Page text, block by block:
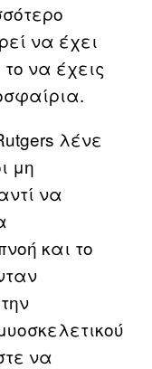
να έχει
να έχεις
λένε
μη
να
και το
να